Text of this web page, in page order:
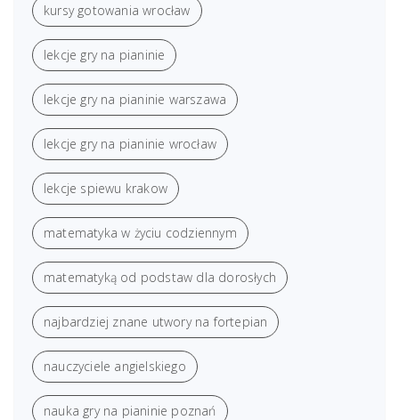
kursy gotowania wrocław
lekcje gry na pianinie
lekcje gry na pianinie warszawa
lekcje gry na pianinie wrocław
lekcje spiewu krakow
matematyka w życiu codziennym
matematyką od podstaw dla dorosłych
najbardziej znane utwory na fortepian
nauczyciele angielskiego
nauka gry na pianinie poznań